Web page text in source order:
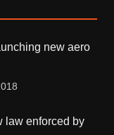
new aero
law enforced by